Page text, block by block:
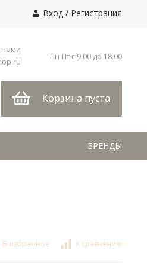
Вход / Регистрация
нами
Пн-Пт с 9.00 до 18.00
Корзина пуста
БРЕНДЫ
В избранное К сравнению